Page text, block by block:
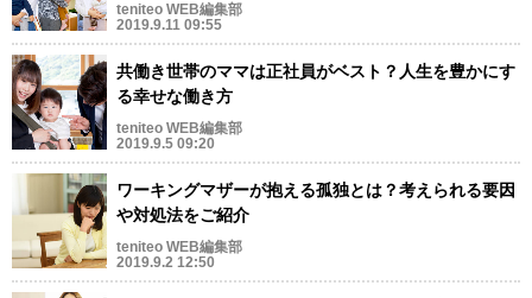
teniteo WEB編集部
2019.9.11 09:55
共働き世帯のママは正社員がベスト？人生を豊かにす
る幸せな働き方
teniteo WEB編集部
2019.9.5 09:20
ワーキングマザーが抱える孤独とは？考えられる要因
や対処法をご紹介
teniteo WEB編集部
2019.9.2 12:50